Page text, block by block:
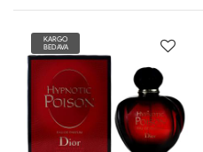
KARGO
BEDAVA